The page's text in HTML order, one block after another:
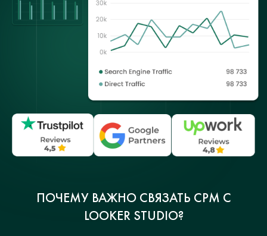
ПОЧЕМУ ВАЖНО СВЯЗАТЬ СРМ С
LOOKER STUDIO?